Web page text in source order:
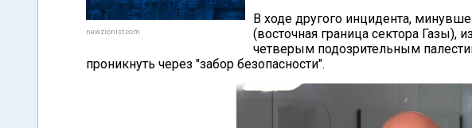
newzionist.com
В ходе другого инцидента,
(восточная граница сектора Газы),
четверым подозрительным
проникнуть через "забор безопасности".